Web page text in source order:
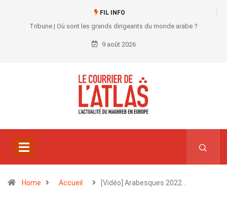
FIL INFO
Tribune | Où sont les grands dirigeants du monde arabe ?
9 août 2026
Home Accueil [Vidéo] Arabesques 2022…